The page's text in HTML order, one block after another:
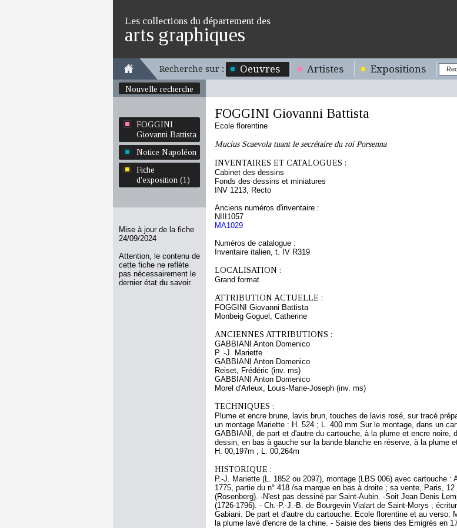
Les collections du département des
arts graphiques
Recherche sur : Oeuvres Artistes Expositions
Nouvelle recherche
FOGGINI
Giovanni Battista
Notice Napoléon
Fiche
d'exposition (1)
Mise à jour de la fiche
24/09/2024
Attention, le contenu de
cette fiche ne reflète
pas nécessairement le
dernier état du savoir.
FOGGINI Giovanni Battista
Ecole florentine
Mucius Scaevola tuant le secrétaire du roi Porsenna
INVENTAIRES ET CATALOGUES :
Cabinet des dessins
Fonds des dessins et miniatures
INV 1213, Recto
Anciens numéros d'inventaire :
NIII1057
MA1029
Numéros de catalogue :
Inventaire italien, t. IV R319
LOCALISATION :
Grand format
ATTRIBUTION ACTUELLE :
FOGGINI Giovanni Battista
Monbeig Goguel, Catherine
ANCIENNES ATTRIBUTIONS :
GABBIANI Anton Domenico
P. -J. Mariette
GABBIANI Anton Domenico
Reiset, Frédéric (inv. ms)
GABBIANI Anton Domenico
Morel d'Arleux, Louis-Marie-Joseph (inv. ms)
TECHNIQUES :
Plume et encre brune, lavis brun, touches de lavis rosé, sur tracé
un montage Mariette : H. 524 ; L. 400 mm Sur le montage, dans un
GABBIANI, de part et d'autre du cartouche, à la plume et encre
dessin, en bas à gauche sur la bande blanche en réserve, à la plume
H. 00,197m ; L. 00,264m
HISTORIQUE :
P.-J. Mariette (L. 1852 ou 2097), montage (LBS 006) avec cartouche
1775, partie du n° 418 /sa marque en bas à droite ; sa vente, Paris,
(Rosenberg). -N'est pas dessiné par Saint-Aubin. -Soit Jean Denis
(1726-1796). - Ch.-P.-J.-B. de Bourgevin Vialart de Saint-Morys ;
Gabiani. De part et d'autre du cartouche: Ecole florentine et au
la plume lavé d'encre de la chine. - Saisie des biens des Emigrés en